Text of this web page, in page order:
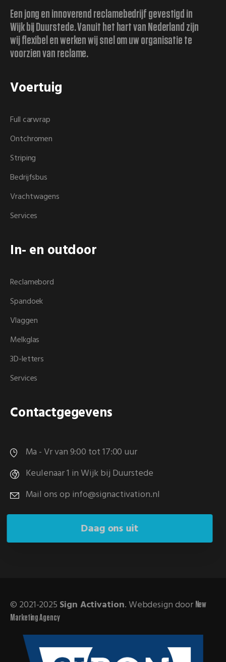
Een jong en innoverend reclamebedrijf gevestigd in
Wijk bij Duurstede. Vanuit het hart van Nederland zijn
wij flexibel en werken wij snel om uw organisatie te
voorzien van reclame.
Voertuig
Full carwrap
Ontchromen
Striping
Bedrijfsbus
Vrachtwagens
Services
In-en outdoor
Reclamebord
Spandoek
Vlaggen
Melkglas
3D-letters
Services
Contactgegevens
Ma - Vr van 9:00 tot 17:00 uur
Keulenaar 1 in Wijk bij Duurstede
Mail ons op info@signactivation.nl
Daag ons uit
© 2021-2025 Sign Activation. Webdesign door New
Marketing Agency